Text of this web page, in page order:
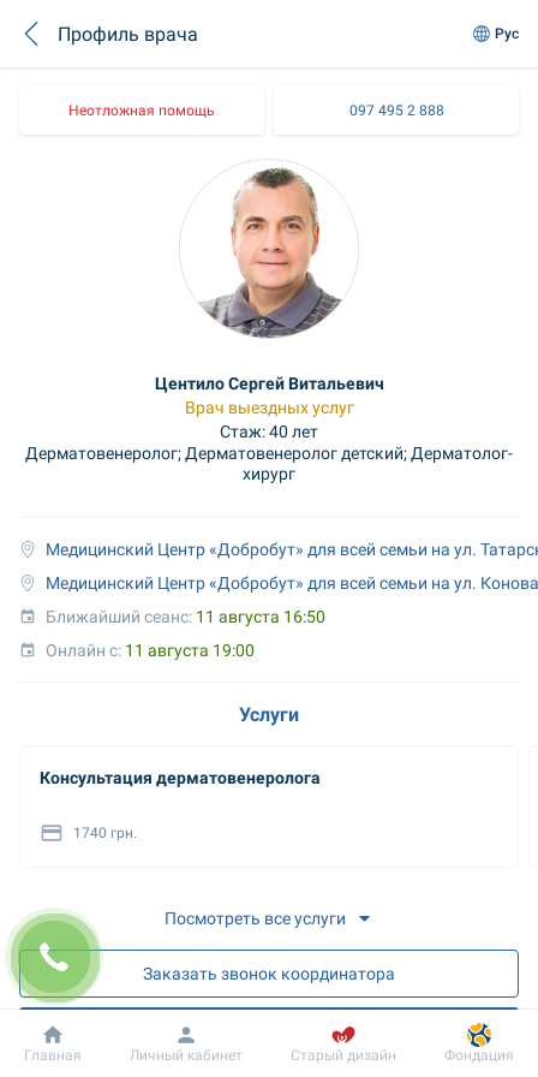
Профиль врача Рус
Неотложная помощь 097 495 2 888
Центило Сергей Витальевич
Врач выездных услуг
Стаж: 40 лет
Дерматовенеролог; Дерматовенеролог детский; Дерматолог-
хирург
Медицинский Центр «Добробут» для всей семьи на ул.
Медицинский Центр «Добробут» для всей семьи на ул.
Ближайший сеанс: 11 августа 16:50
Онлайн с: 11 августа 19:00
Услуги
Консультация дерматовенеролога
1740 грн.
Посмотреть все услуги
Заказать звонок координатора
Запись на прием
Добробут Информация Пациенту
Главная Личный кабинет Старый дизайн Фондация